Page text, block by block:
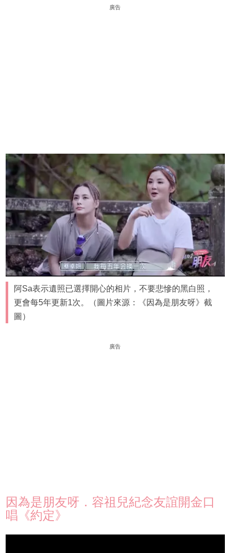
廣告
阿Sa表示遺照已選擇開心的相片，不要悲慘的黑白照，
更會每5年更新1次。（圖片來源：《因為是朋友呀》截
圖）
廣告
因為是朋友呀．容祖兒紀念友誼開金口
唱《約定》